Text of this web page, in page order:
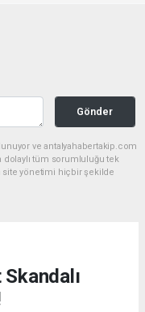
Gönder
ve antalyahabertakip.com
dolaylı tüm sorumluluğu tek
site yönetimi hiçbir şekilde